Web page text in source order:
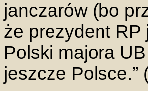
janczarów (bo
że prezydent
Polski majora
jeszcze Polsce.”